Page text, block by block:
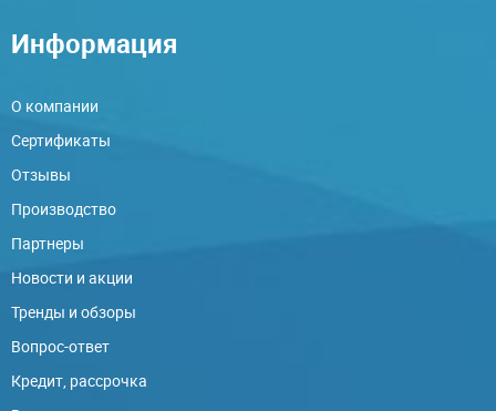
Информация
О компании
Сертификаты
Отзывы
Производство
Партнеры
Новости и акции
Тренды и обзоры
Вопрос-ответ
Кредит, рассрочка